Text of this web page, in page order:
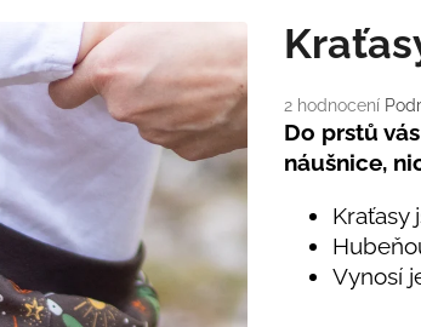
Průměrné
hodnocení
produktu
je
hvězdiček.
2 hodnocení
Do prstů
náušnice,
Kraťasy
Vynosí
Doporučujeme
ČEPICE UV 30 SVĚTLE MODRÁ